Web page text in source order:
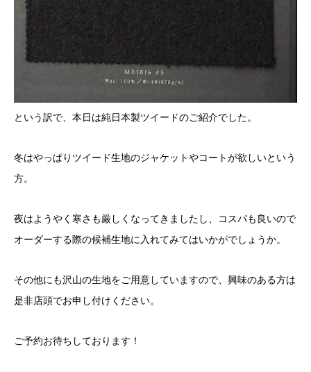
という訳で、本日は純日本製ツイードのご紹介でした。
冬はやっぱりツイード生地のジャケットやコートが欲しいという
方。
夜はようやく寒さも厳しくなってきましたし、コスパも良いので
オーダーする際の候補生地に入れてみてはいかがでしょうか。
その他にも沢山の生地をご用意していますので、興味のある方は
是非店頭でお申し付けください。
ご予約お待ちしております！